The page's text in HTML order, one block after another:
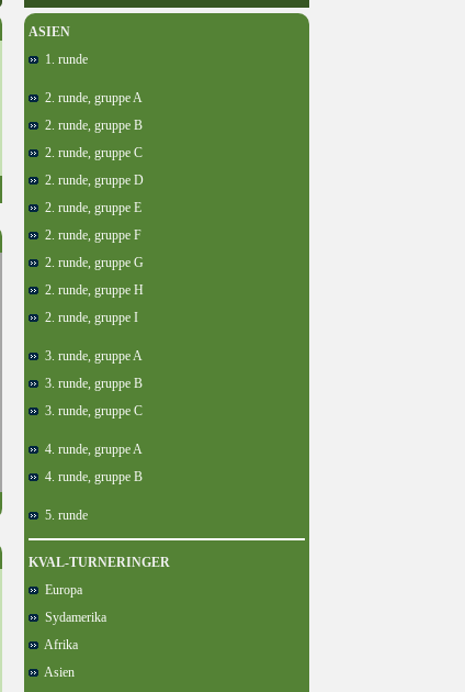
ASIEN
1. runde
2. runde, gruppe A
2. runde, gruppe B
2. runde, gruppe C
2. runde, gruppe D
2. runde, gruppe E
2. runde, gruppe F
2. runde, gruppe G
2. runde, gruppe H
2. runde, gruppe I
3. runde, gruppe A
3. runde, gruppe B
3. runde, gruppe C
4. runde, gruppe A
4. runde, gruppe B
5. runde
KVAL-TURNERINGER
Europa
Sydamerika
Afrika
Asien